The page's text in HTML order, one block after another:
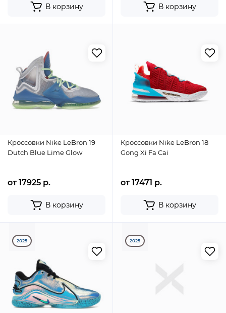
В корзину В корзину
Кроссовки Nike LeBron 19
Dutch Blue Lime Glow
от 17925 р.
В корзину
Кроссовки Nike LeBron 18
Gong Xi Fa Cai
от 17471 р.
В корзину
2025 2025